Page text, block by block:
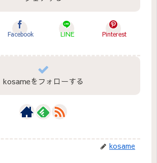
Facebook LINE Pinterest
kosameをフォローする
kosame